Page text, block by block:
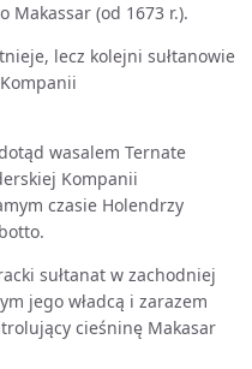
Makassar (od 1673 r.).
lecz kolejni sułtanowie
wasalem Ternate
Kompanii
czasie Holendrzy
sułtanat w zachodniej
jego władcą i zarazem
cieśninę Makasar